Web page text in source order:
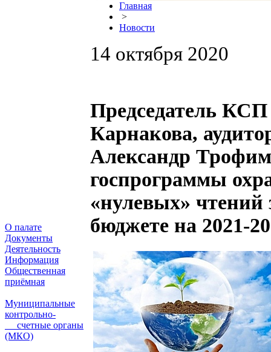
О палате
Документы
Деятельность
Информация
Общественная
приёмная
Муниципальные
контрольно-
счетные органы
(МКО)
Главная
>
Новости
14 октября 2020
Председатель
Карнакова,
Александр
госпрограммы
«нулевых» чтений
бюджете на 2021-